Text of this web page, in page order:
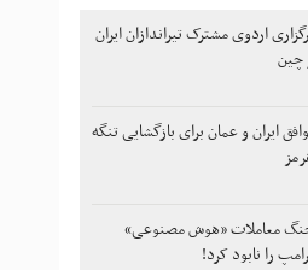
اردوی مشترک تیراندازان ایران
چین
ایران و عمان برای بازگشایی تنگه
معاملات «هوش مصنوعی»
را نابود کرد!